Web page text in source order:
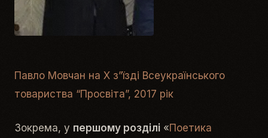
Павло Мовчан на Х з”їзді Всеукраїнського
товариства “Просвіта”, 2017 рік
Зокрема, у першому розділі «Поетика